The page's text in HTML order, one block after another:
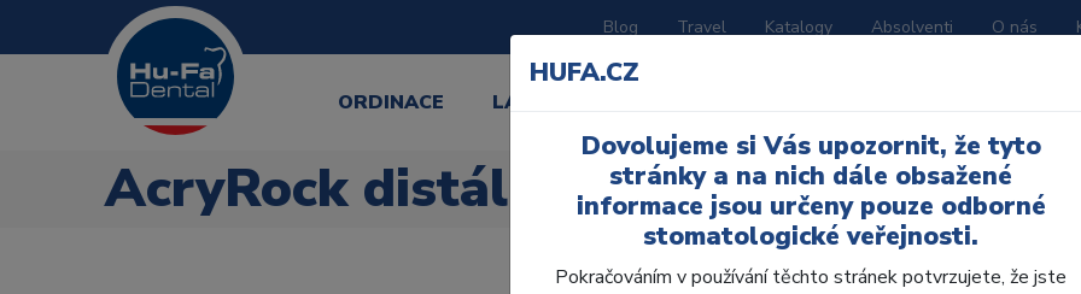
Blog Travel Katalogy Absolventi O nás
ORDINACE LABORATOŘ
AcryRock distální D
HUFA.CZ
Dovolujeme si Vás upozornit, že tyto
stránky a na nich dále obsažené
informace jsou určeny pouze odborné
stomatologické veřejnosti.
Pokračováním v používání těchto stránek potvrzujete, že jste